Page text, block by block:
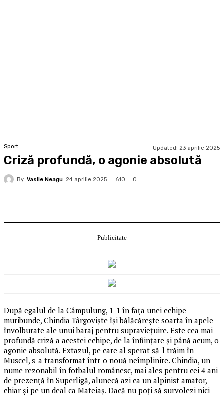
Sport Updated: 23 aprilie 2025
Criză profundă, o agonie absolută
By Vasile Neagu 24 aprilie 2025 610 0
Publicitate
După egalul de la Câmpulung, 1-1 în fața unei echipe
muribunde, Chindia Târgoviște își bălăcărește soarta în apele
învolburate ale unui baraj pentru supraviețuire. Este cea mai
profundă criză a acestei echipe, de la înființare și până acum, o
agonie absolută. Extazul, pe care al sperat să-l trăim în
Muscel, s-a transformat într-o nouă neîmplinire. Chindia, un
nume rezonabil în fotbalul românesc, mai ales pentru cei 4 ani
de prezență în Superligă, alunecă azi ca un alpinist amator,
chiar și pe un deal ca Mateiaș. Dacă nu poți să survolezi nici